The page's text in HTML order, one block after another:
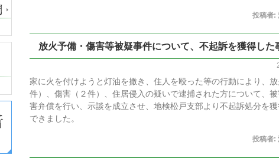
投稿者:
放火予備・傷害等被疑事件について、不起訴を獲得した
家に火を付けようと灯油を撒き、住人を殴った等の行動により、放
件）、傷害（２件）、住居侵入の疑いで逮捕された方について、
害弁償を行い、示談を成立させ、地検松戸支部より不起訴処分を
できました。
投稿者: